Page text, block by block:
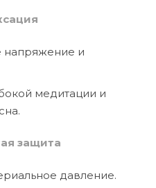
напряжение и
медитации и
защита
давление.